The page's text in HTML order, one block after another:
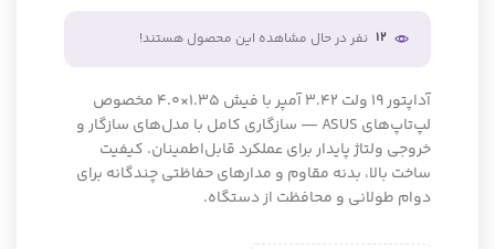
12 نفر در حال مشاهده این محصول هستند!
آداپتور 19 ولت 3.42 آمپر با فیش 1.35×4.0 مخصوص
لپ‌تاپ‌های ASUS — سازگاری کامل با مدل‌های سازگار و
خروجی ولتاژ پایدار برای عملکرد قابل‌اطمینان. کیفیت
ساخت بالا، بدنه مقاوم و مدارهای حفاظتی چندگانه برای
دوام طولانی و محافظت از دستگاه.